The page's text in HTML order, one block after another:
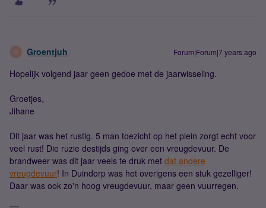
G Groentjuh Forum|Forum|7 years ago
Hopelijk volgend jaar geen gedoe met de jaarwisseling.
Groetjes,
Jihane
Dit jaar was het rustig. 5 man toezicht op het plein zorgt echt voor
veel rust! Die ruzie destijds ging over een vreugdevuur. De
brandweer was dit jaar veels te druk met dat andere
vreugdevuur! In Duindorp was het overigens een stuk gezelliger!
Daar was ook zo'n hoog vreugdevuur, maar geen vuurregen.